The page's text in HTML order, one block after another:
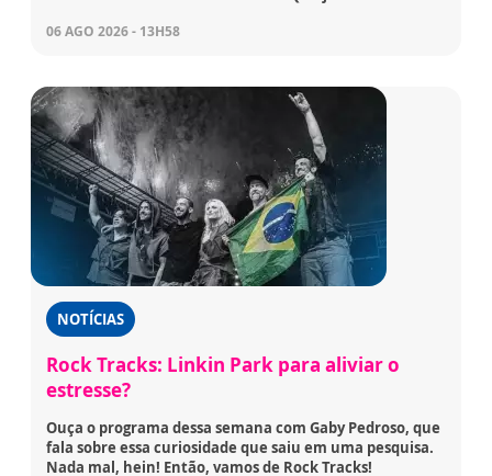
06 AGO 2026 - 13H58
NOTÍCIAS
Rock Tracks: Linkin Park para aliviar o
estresse?
Ouça o programa dessa semana com Gaby Pedroso, que
fala sobre essa curiosidade que saiu em uma pesquisa.
Nada mal, hein! Então, vamos de Rock Tracks!